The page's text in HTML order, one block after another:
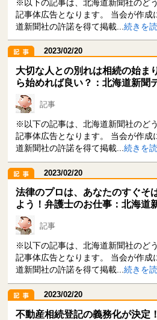
※以下の記事は、北海道新聞社のど
記事体広告となります。 当会が作成
道新聞社の許諾を得て掲載...続きを
2023/02/20
大切な人との別れは相続の始
ら始めれば良い？：北海道新聞
記事
※以下の記事は、北海道新聞社のど
記事体広告となります。 当会が作成
道新聞社の許諾を得て掲載...続きを
2023/02/20
法律のプロは、あなたのすぐ
よう！弁護士のお仕事：北海道
記事
※以下の記事は、北海道新聞社のど
記事体広告となります。 当会が作成
道新聞社の許諾を得て掲載...続きを
2023/02/20
不動産相続登記の義務化が決